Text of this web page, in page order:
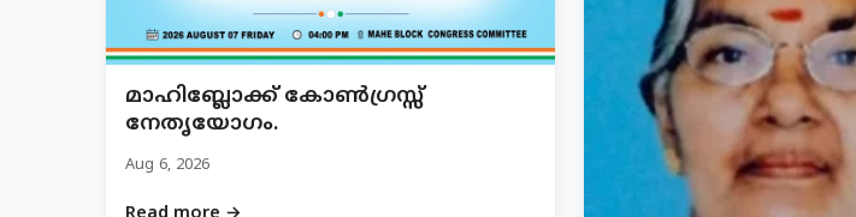
മാഹിബ്ലോക്ക് കോൺഗ്രസ്സ്
നേതൃയോഗം.
Aug 6, 2026